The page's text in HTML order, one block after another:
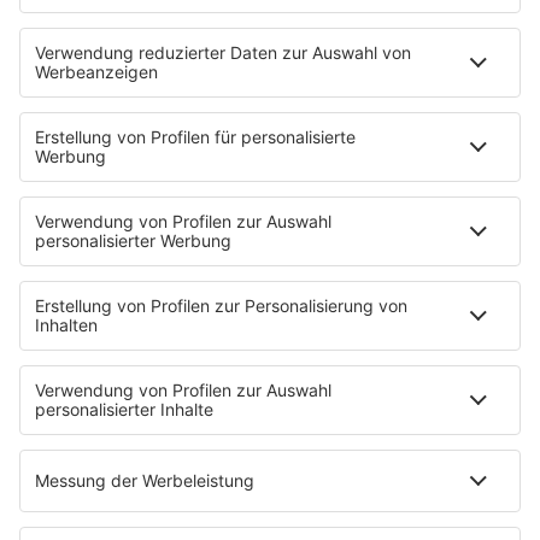
entsteht
Die IHK Reutlingen baut ein neues Netzwerk für
humanoide Robotik in der Region auf. Ziel ist es,
Unternehmen, Forschung und Start-ups enger zu
verbinden und Innovationen sichtbarer zu machen. …